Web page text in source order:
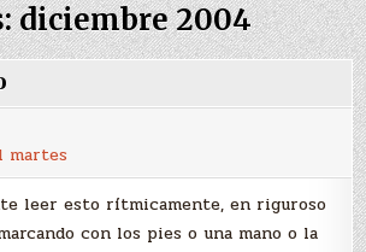
diciembre 2004
martes
leer esto rítmicamente, en riguroso
con los pies o una mano o la